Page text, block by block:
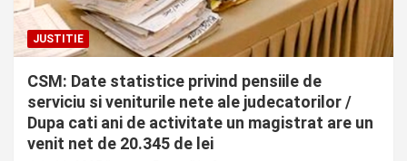
JUSTITIE
CSM: Date statistice privind pensiile de
serviciu si veniturile nete ale judecatorilor /
Dupa cati ani de activitate un magistrat are un
venit net de 20.345 de lei